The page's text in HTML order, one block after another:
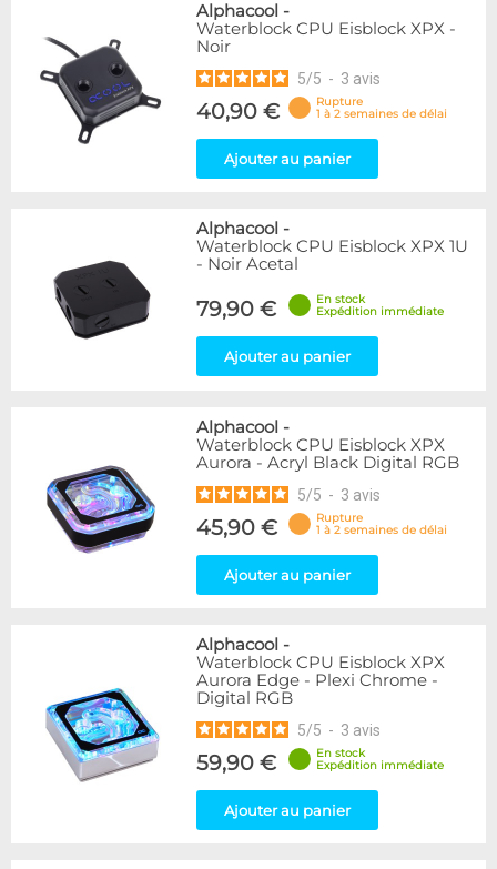
Alphacool -
Waterblock CPU Eisblock XPX -
Noir
5/5 - 3 avis
40,90 €
Rupture
1 à 2 semaines de délai
Ajouter au panier
Alphacool -
Waterblock CPU Eisblock XPX 1U
- Noir Acetal
79,90 €
En stock
Expédition immédiate
Ajouter au panier
Alphacool -
Waterblock CPU Eisblock XPX
Aurora - Acryl Black Digital RGB
5/5 - 3 avis
45,90 €
Rupture
1 à 2 semaines de délai
Ajouter au panier
Alphacool -
Waterblock CPU Eisblock XPX
Aurora Edge - Plexi Chrome -
Digital RGB
5/5 - 3 avis
59,90 €
En stock
Expédition immédiate
Ajouter au panier